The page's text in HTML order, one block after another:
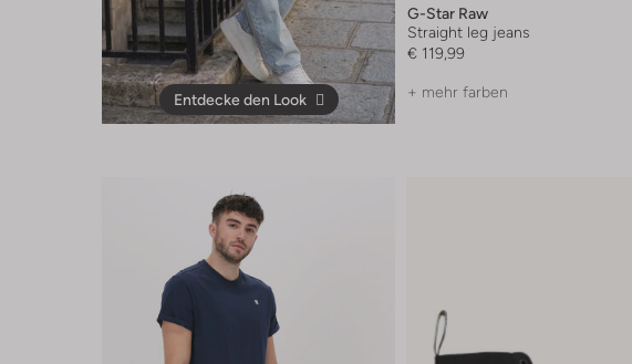
Entdecke den Look
G-Star Raw
Straight leg jeans
€ 119,99
+ mehr farben